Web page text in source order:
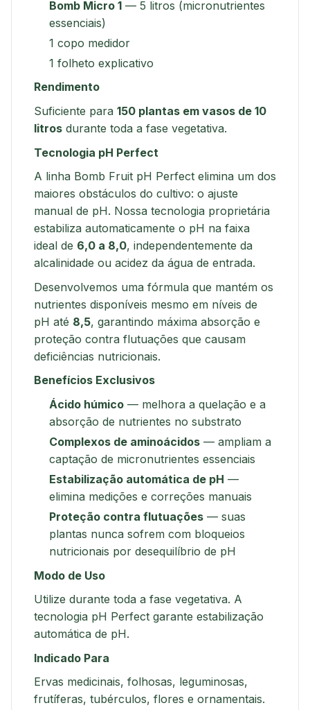
Bomb Micro 1 — 5 litros (micronutrientes
essenciais)
1 copo medidor
1 folheto explicativo
Rendimento
Suficiente para 150 plantas em vasos de 10
litros durante toda a fase vegetativa.
Tecnologia pH Perfect
A linha Bomb Fruit pH Perfect elimina um dos
maiores obstáculos do cultivo: o ajuste
manual de pH. Nossa tecnologia proprietária
estabiliza automaticamente o pH na faixa
ideal de 6,0 a 8,0, independentemente da
alcalinidade ou acidez da água de entrada.
Desenvolvemos uma fórmula que mantém os
nutrientes disponíveis mesmo em níveis de
pH até 8,5, garantindo máxima absorção e
proteção contra flutuações que causam
deficiências nutricionais.
Benefícios Exclusivos
Ácido húmico — melhora a quelação e a
absorção de nutrientes no substrato
Complexos de aminoácidos — ampliam a
captação de micronutrientes essenciais
Estabilização automática de pH —
elimina medições e correções manuais
Proteção contra flutuações — suas
plantas nunca sofrem com bloqueios
nutricionais por desequilíbrio de pH
Modo de Uso
Utilize durante toda a fase vegetativa. A
tecnologia pH Perfect garante estabilização
automática de pH.
Indicado Para
Ervas medicinais, folhosas, leguminosas,
frutíferas, tubérculos, flores e ornamentais.